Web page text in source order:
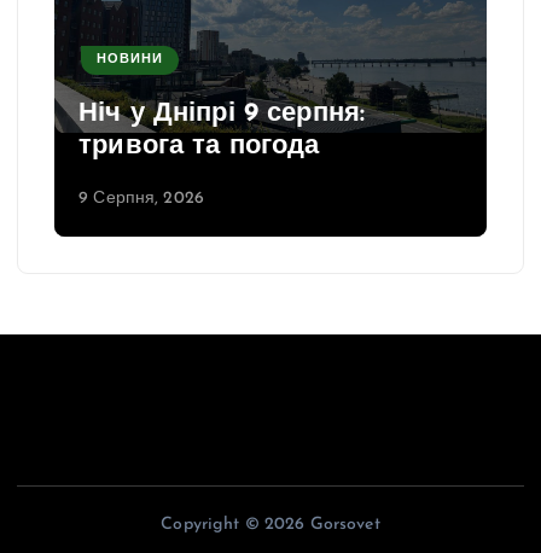
НОВИНИ
Ніч у Дніпрі 9 серпня:
тривога та погода
9 Серпня, 2026
Copyright © 2026 Gorsovet